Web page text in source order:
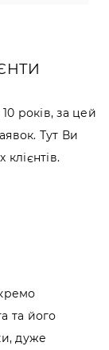
років, за цей
Тут Ви
та його
дуже